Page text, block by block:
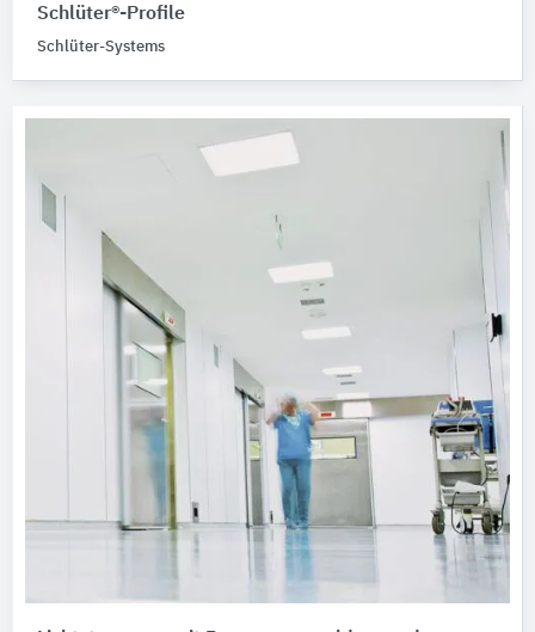
Schlüter®-Profile
Schlüter-Systems